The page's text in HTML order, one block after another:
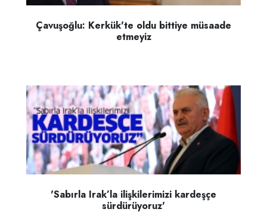
Çavuşoğlu: Kerkük'te oldu bittiye müsaade
etmeyiz
'Sabırla Irak’la ilişkilerimizi kardeşçe
sürdürüyoruz'